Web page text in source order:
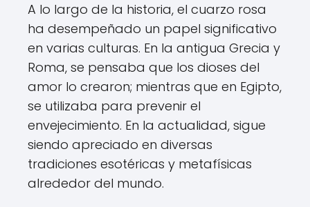
A lo largo de la historia, el cuarzo rosa
ha desempeñado un papel significativo
en varias culturas. En la antigua Grecia y
Roma, se pensaba que los dioses del
amor lo crearon; mientras que en Egipto,
se utilizaba para prevenir el
envejecimiento. En la actualidad, sigue
siendo apreciado en diversas
tradiciones esotéricas y metafísicas
alrededor del mundo.